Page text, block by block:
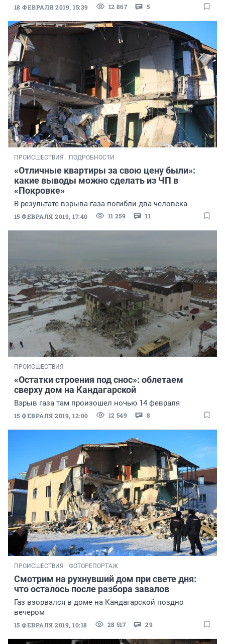
18 ФЕВРАЛЯ 2019, 15:39 12 867 5
ПРОИСШЕСТВИЯ ПОДРОБНОСТИ
«Отличные квартиры за свою цену были»:
какие выводы можно сделать из ЧП в
«Покровке»
В результате взрыва газа погибли два человека
15 ФЕВРАЛЯ 2019, 17:40 11 259 11
ПРОИСШЕСТВИЯ
«Остатки строения под снос»: облетаем
сверху дом на Кандагарской
Взрыв газа там произошел ночью 14 февраля
15 ФЕВРАЛЯ 2019, 12:00 12 549 8
ПРОИСШЕСТВИЯ ФОТОРЕПОРТАЖ
Смотрим на рухнувший дом при свете дня:
что осталось после разбора завалов
Газ взорвался в доме на Кандагарской поздно
вечером
15 ФЕВРАЛЯ 2019, 10:18 28 517 29